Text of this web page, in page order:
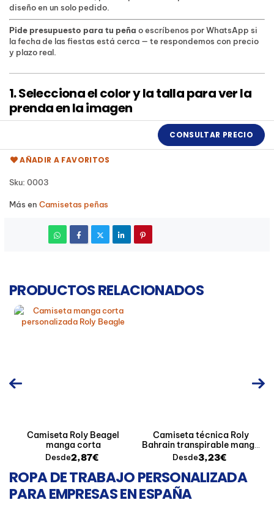
CONSULTAR PRECIO
AÑADIR A FAVORITOS
Sku 0003
Más en Camisetas peñas
diseño en un solo pedido.
Pide presupuesto para tu peña o escríbenos por WhatsApp si
la fecha de las fiestas está cerca — te respondemos con precio
y plazo real.
1. Selecciona el color y la talla para ver la
prenda en la imagen
PRODUCTOS RELACIONADOS
Camiseta Roly Beagel
manga corta
Desde2,87€
Camiseta técnica Roly
Bahrain transpirable manga
corta
Desde3,23€
ROPA DE TRABAJO PERSONALIZADA
PARA EMPRESAS EN ESPAÑA